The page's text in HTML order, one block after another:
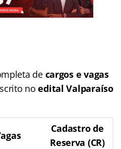
de cargos e vagas
noedital Valparaíso
Cadastro de
Reserva (CR)